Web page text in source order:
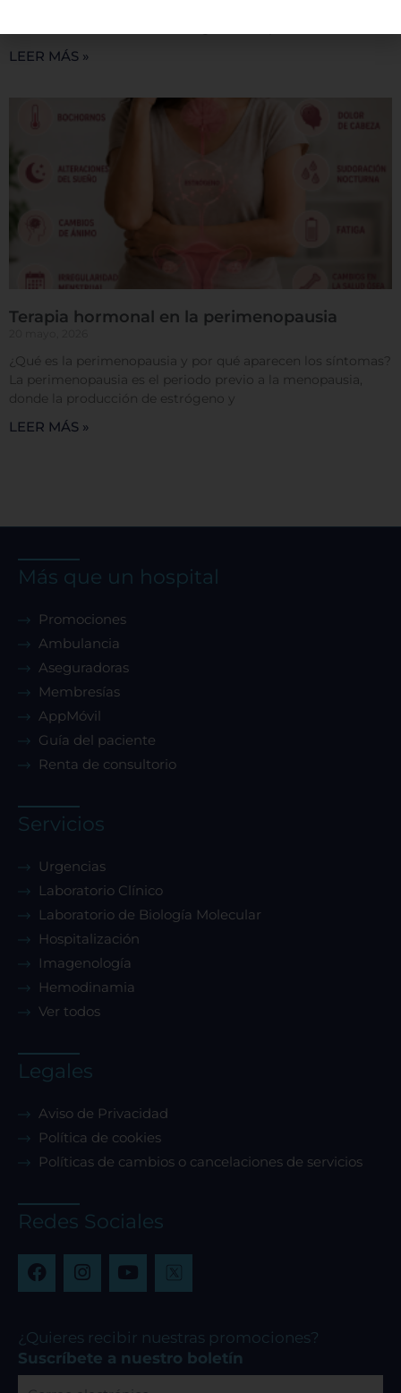
LEER MÁS »
Terapia hormonal en la perimenopausia
¿Qué es la perimenopausia y por qué aparecen los síntomas?
La perimenopausia es el periodo previo a la menopausia,
donde la producción de estrógeno y
LEER MÁS »
Más que un hospital
Promociones
Ambulancia
Aseguradoras
Membresías
AppMóvil
Guía del paciente
Renta de consultorio
Servicios
Urgencias
Laboratorio Clínico
Laboratorio de Biología Molecular
Hospitalización
Imagenología
Hemodinamia
Ver todos
Legales
Aviso de Privacidad
Política de cookies
Políticas de cambios o cancelaciones de servicios
Redes Sociales
F
a
b
o
o
I
n
a
g
r
Y
o
u
b
e
¿Quieres recibir nuestras promociones?
Suscríbete a nuestro boletín
preferencias o su dispositivo, y se usa
principalmente para que el sitio funcione según lo
una experiencia web más personalizada. Ya que
respetamos su derecho a la privacidad, usted puede
clic en los encabezados de cada categoría para saber
más y cambiar nuestras configuraciones
algunos tipos de cookies puede afectar su
Sistema de personalización de cookies
Cookies de funcionalidad
Cookies de rendimiento